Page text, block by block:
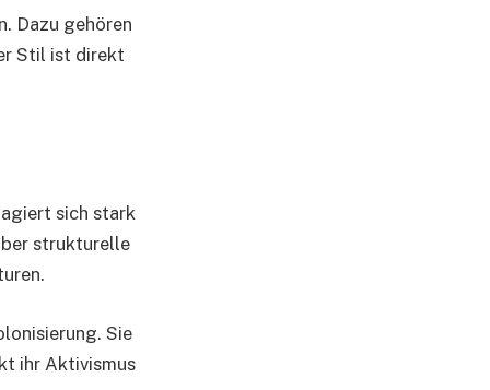
Dazu gehören
Stil ist direkt
sich stark
strukturelle
Sie
ihr Aktivismus